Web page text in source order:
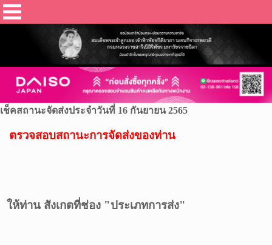
เช็คสถานะจัดส่งประจำวันที่ 16 กันยายน 2565
ตรวจสอบสถานะการจัดส่งของท่าน
ให้ท่าน สังเกตที่ช่อง "ประเภทการส่ง"